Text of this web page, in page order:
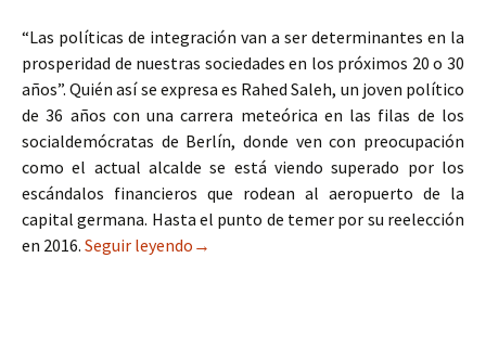
“Las políticas de integración van a ser determinantes en la
prosperidad de nuestras sociedades en los próximos 20 o 30
años”. Quién así se expresa es Rahed Saleh, un joven político
de 36 años con una carrera meteórica en las filas de los
socialdemócratas de Berlín, donde ven con preocupación
como el actual alcalde se está viendo superado por los
escándalos financieros que rodean al aeropuerto de la
capital germana. Hasta el punto de temer por su reelección
en 2016. Seguir leyendo→